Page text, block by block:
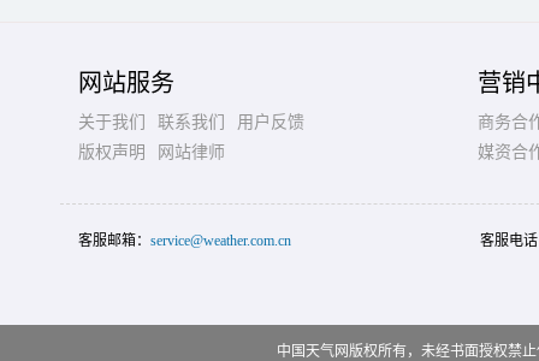
网站服务
关于我们 联系我们
用户反馈
版权声明
网站律师
营销
商务合
媒资合
客服邮箱： service@weather.com.cn 客服电
中国天气网版权所有，未经书面授权